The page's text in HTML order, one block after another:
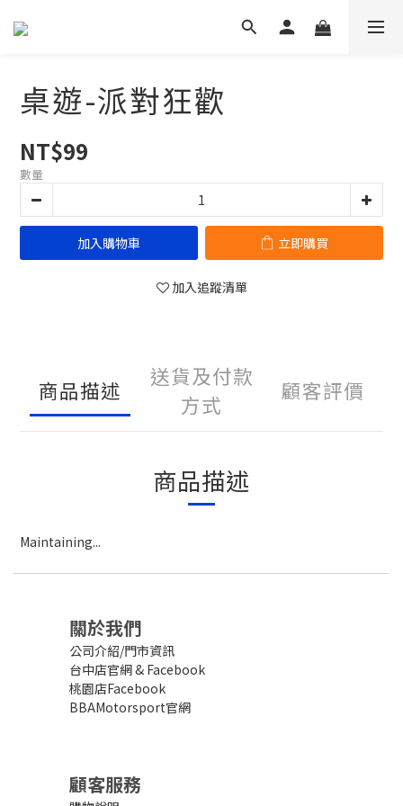
桌遊-派對狂歡
NT$99
數量
加入購物車 立即購買
加入追蹤清單
商品描述
送貨及付款
方式
顧客評價
商品描述
Maintaining...
關於我們
公司介紹/門市資訊
台中店官網& Facebook
桃園店Facebook
BBAMotorsport官網
顧客服務